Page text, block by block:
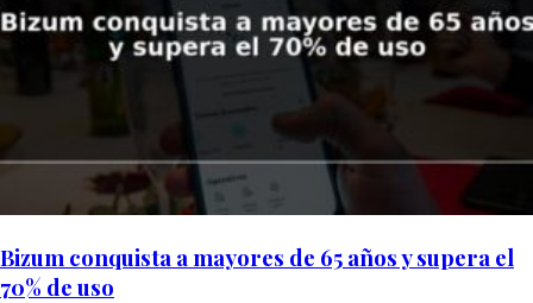
Bizum conquista a mayores de 65 años y supera el
70% de uso